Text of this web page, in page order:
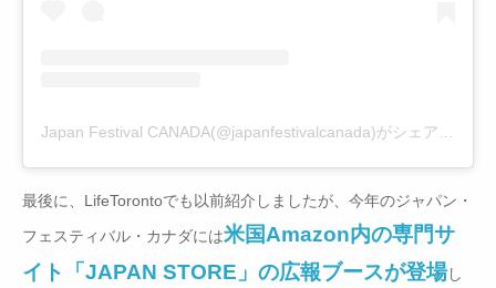
最後に、LifeTorontoでも以前紹介しましたが、今年のジャパン・
フェスティバル・カナダには米国Amazon内の専門サ
イト「JAPAN STORE」の広報ブースが登場し